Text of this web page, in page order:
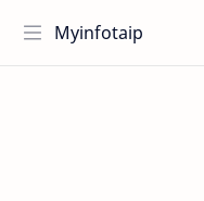
Myinfotaip